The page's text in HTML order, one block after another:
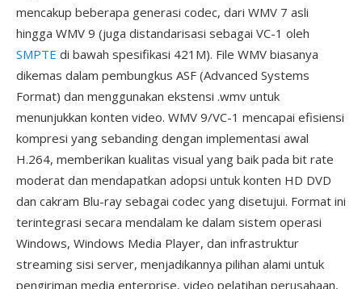
mencakup beberapa generasi codec, dari WMV 7 asli
hingga WMV 9 (juga distandarisasi sebagai VC-1 oleh
SMPTE di bawah spesifikasi 421M). File WMV biasanya
dikemas dalam pembungkus ASF (Advanced Systems
Format) dan menggunakan ekstensi .wmv untuk
menunjukkan konten video. WMV 9/VC-1 mencapai efisiensi
kompresi yang sebanding dengan implementasi awal
H.264, memberikan kualitas visual yang baik pada bit rate
moderat dan mendapatkan adopsi untuk konten HD DVD
dan cakram Blu-ray sebagai codec yang disetujui. Format ini
terintegrasi secara mendalam ke dalam sistem operasi
Windows, Windows Media Player, dan infrastruktur
streaming sisi server, menjadikannya pilihan alami untuk
pengiriman media enterprise, video pelatihan perusahaan,